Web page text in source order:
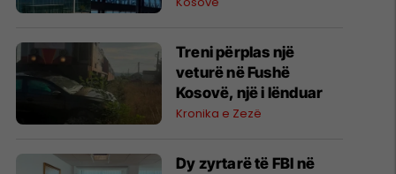
drejtësisë
Treni përplas një
veturë në Fushë
Kosovë, një i lënduar
Kronika e Zezë
Dy zyrtarë të FBI në